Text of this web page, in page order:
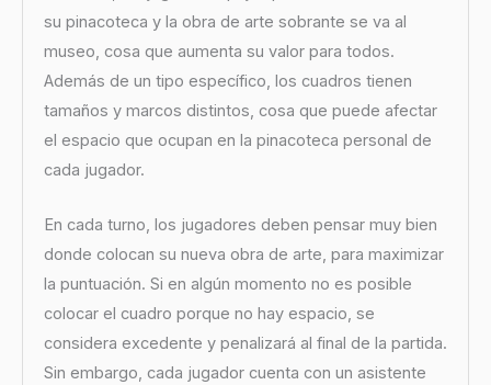
su pinacoteca y la obra de arte sobrante se va al
museo, cosa que aumenta su valor para todos.
Además de un tipo específico, los cuadros tienen
tamaños y marcos distintos, cosa que puede afectar
el espacio que ocupan en la pinacoteca personal de
cada jugador.
En cada turno, los jugadores deben pensar muy bien
donde colocan su nueva obra de arte, para maximizar
la puntuación. Si en algún momento no es posible
colocar el cuadro porque no hay espacio, se
considera excedente y penalizará al final de la partida.
Sin embargo, cada jugador cuenta con un asistente